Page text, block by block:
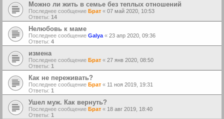
Можно ли жить в семье без теплых отношений
Последнее сообщение Брат « 07 май 2020, 10:53
Ответы: 14
Нелюбовь к маме
Последнее сообщение Galya « 23 апр 2020, 09:36
Ответы: 4
измена
Последнее сообщение Брат « 27 янв 2020, 08:50
Ответы: 1
Как не переживать?
Последнее сообщение Брат « 11 ноя 2019, 19:31
Ответы: 1
Ушел муж. Как вернуть?
Последнее сообщение Брат « 18 авг 2019, 18:40
Ответы: 1